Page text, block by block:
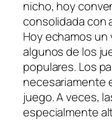
nicho, hoy
consolidada con
Hoy echamos
algunos de los
populares. Los
necesariamente
juego. A veces,
especialmente